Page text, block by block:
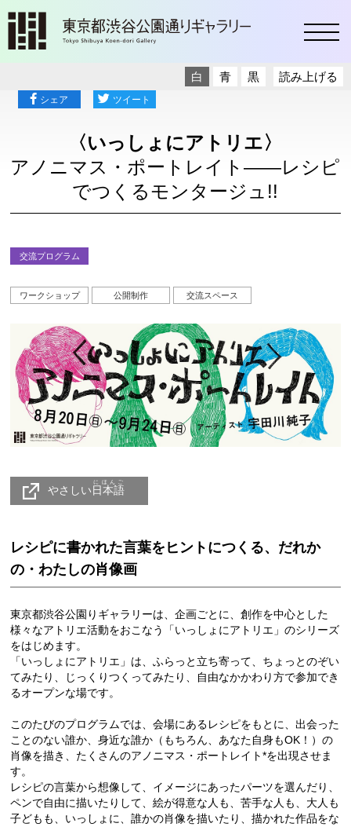
読み上げる
白 青 黒
シェア ツイート
〈いっしょにアトリエ〉
アノニマス・ポートレイト――レシピ
でつくるモンタージュ!!
交流プログラム
ワークショップ 公開制作 交流スペース
やさしい 日本語
にほんご
レシピに書かれた言葉をヒントにつくる、だれか
の・わたしの肖像画
東京都渋谷公園りギャラリーは、企画ごとに、創作を中心とした
様々なアトリエ活動をおこなう「いっしょにアトリエ」のシリーズ
をはじめます。
「いっしょにアトリエ」は、ふらっと立ち寄って、ちょっとのぞい
てみたり、じっくりつくってみたり、自由なかかわり方で参加でき
るオープンな場です。
このたびのプログラムでは、会場にあるレシピをもとに、出会った
ことのない誰か、身近な誰か（もちろん、あなた自身もOK！）の
肖像を描き、たくさんのアノニマス・ポートレイト*を出現させま
す。
レシピの言葉から想像して、イメージにあったパーツを選んだり、
ペンで自由に描いたりして、絵が得意な人も、苦手な人も、大人も
子どもも、いっしょに、誰かの肖像を描いたり、描かれた作品をな